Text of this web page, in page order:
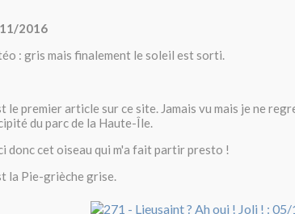
2016
: gris mais finalement le soleil est sorti.
le premier article sur ce site. Jamais vu mais je ne
du parc de la Haute-Île.
donc cet oiseau qui m'a fait partir presto !
la Pie-grièche grise.